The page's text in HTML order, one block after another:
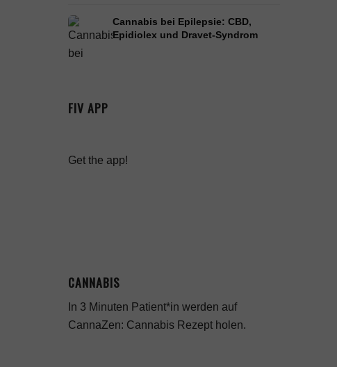
Cannabis bei Epilepsie: CBD,
Epidiolex und Dravet-Syndrom
FIV APP
Get the app!
CANNABIS
In 3 Minuten Patient*in werden auf
CannaZen: Cannabis Rezept holen.